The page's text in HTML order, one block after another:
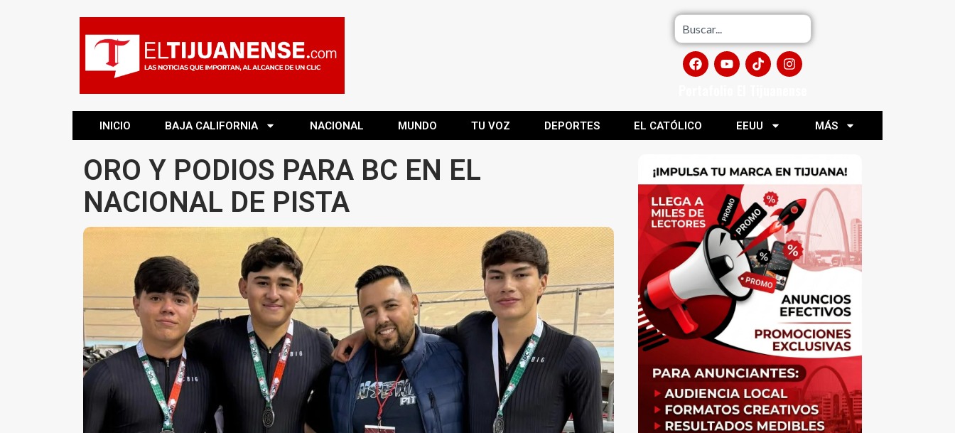
INICIO BAJA CALIFORNIA NACIONAL MUNDO TU VOZ DEPORTES EL CATÓLICO EEUU MÁS
ORO Y PODIOS PARA BC EN EL
NACIONAL DE PISTA